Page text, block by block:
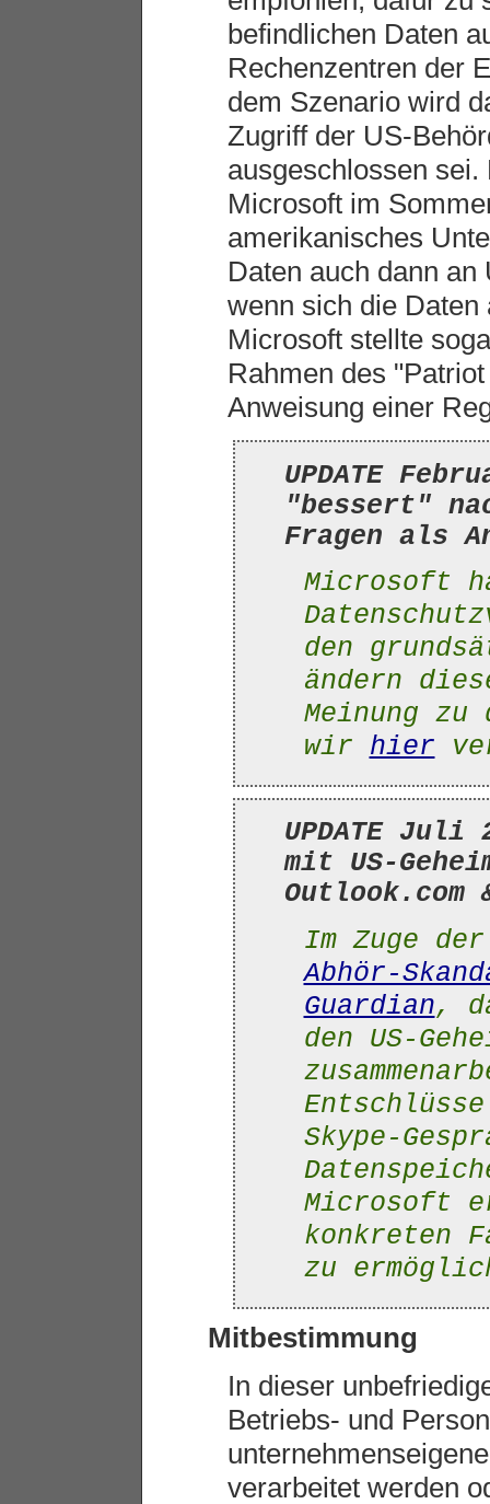
befindlichen Daten
Rechenzentren der
dem Szenario wird
Zugriff der US-
ausgeschlossen
Microsoft im
amerikanisches
Daten auch dann
wenn sich die Daten
Microsoft stellte
Rahmen des
Anweisung einer
UPDATE
"bessert"
Fragen als
Microsoft
den
ändern
Meinung zu
wir hier
UPDATE Juli
mit US-
Outlook.com
Im Zuge
Abhör-
Guardian,
den US-
Skype-
Microsoft
konkreten
zu
Mitbestimmung
In dieser
Betriebs- und
verarbeitet werden